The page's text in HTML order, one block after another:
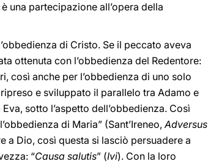
una partecipazione all’opera della
di Cristo. Se il peccato aveva
ottenuta con l’obbedienza del Redentore:
così anche per l’obbedienza di uno solo
e sviluppato il parallelo tra Adamo e
sotto l’aspetto dell’obbedienza. Così
di Maria” (Sant’Ireneo,Adversus
a Dio, così questa si lasciò persuadere a
“Causa salutis” (Ivi). Con la loro